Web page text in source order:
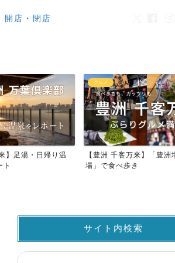
開店・閉店
】足湯・日帰り温
ト
グルメ
【豊洲 千客万来】「豊洲
場」で食べ歩き
サイト内検索